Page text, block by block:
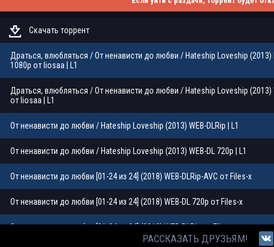
Скачать торрент
Драться, влюбляться / От ненависти до любви / Hateship Loveship (2013)
1080p от liosaa | L1
Драться, влюбляться / От ненависти до любви / Hateship Loveship (2013)
от liosaa | L1
От ненависти до любви / Hateship Loveship (2013) WEB-DLRip | L1
От ненависти до любви / Hateship Loveship (2013) WEB-DL 720p | L1
От ненависти до любви [01-24 из 24] (2018) WEB-DLRip-AVC от Files-x
От ненависти до любви [01-24 из 24] (2018) WEB-DL 720p от Files-x
От ненависти до любви [01-24 из 24] (2018) WEB-DLRip от Files-x
РАССКАЗАТЬ ДРУЗЬЯМ!